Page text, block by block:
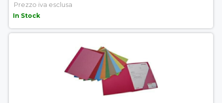
Prezzo iva esclusa
In Stock